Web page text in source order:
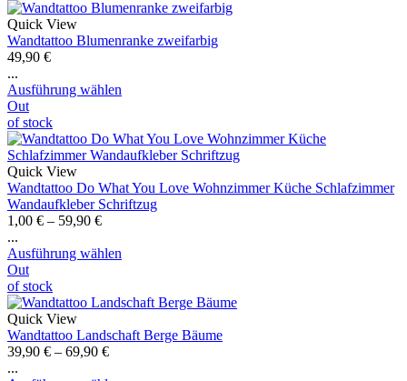
Quick View
Wandtattoo Blumenranke zweifarbig
49,90 €
...
Ausführung wählen
Out
of stock
Quick View
Wandtattoo Do What You Love Wohnzimmer Küche Schlafzimmer
Wandaufkleber Schriftzug
1,00 € – 59,90 €
...
Ausführung wählen
Out
of stock
Quick View
Wandtattoo Landschaft Berge Bäume
39,90 € – 69,90 €
...